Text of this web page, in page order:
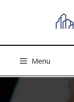
로
뛰
Menu